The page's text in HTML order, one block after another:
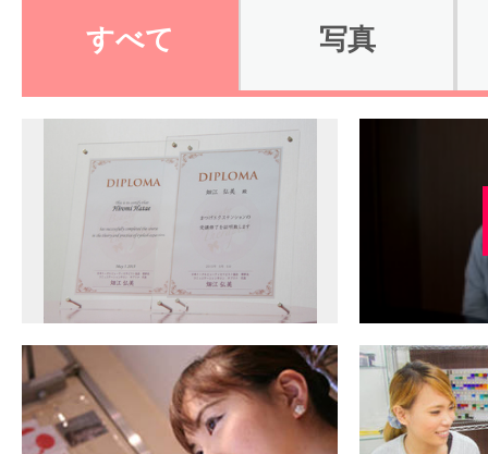
特集をみる
グッドスク
掲載のお問
サイトマッ
すべて 写真